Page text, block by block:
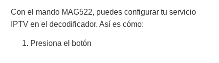
Con el mando MAG522, puedes configurar tu servicio
IPTV en el decodificador. Así es cómo:
Presiona el botón